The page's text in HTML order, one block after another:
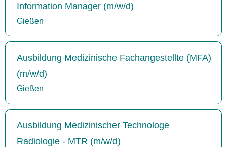
Information Manager (m/w/d)
Gießen
Ausbildung Medizinische Fachangestellte (MFA)
(m/w/d)
Gießen
Ausbildung Medizinischer Technologe
Radiologie - MTR (m/w/d)